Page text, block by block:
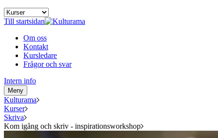
Till startsidan
Om oss
Kontakt
Kursledare
Frågor och svar
Intern info
Meny
Kulturama
Kurser
Skriva
Kom igång och skriv - inspirationsworkshop